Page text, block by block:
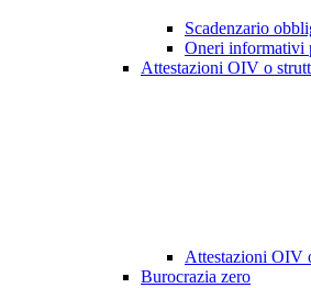
Scadenzario
Oneri informativi
Attestazioni OIV o
Attestazioni OIV
Burocrazia zero